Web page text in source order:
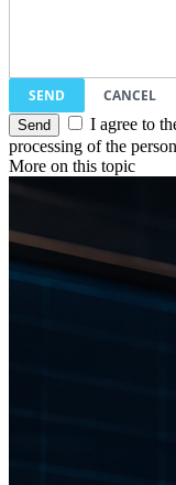
SEND
CANCEL
I agree to
processing of the
More on this topic